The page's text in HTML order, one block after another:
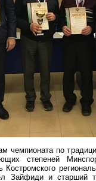
чемпионата по
степеней
Зайфиди и